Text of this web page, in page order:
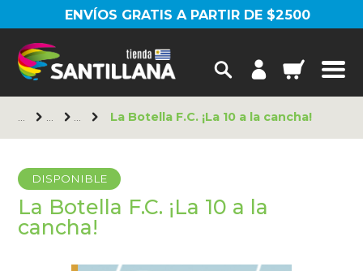
ENVÍOS GRATIS A PARTIR DE $2500
La Botella F.C. ¡La 10 a la cancha!
DISPONIBLE
La Botella F.C. ¡La 10 a la
cancha!